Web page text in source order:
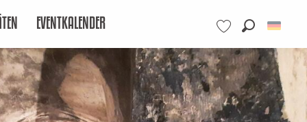
Voir les favoris
EVENTKALENDER